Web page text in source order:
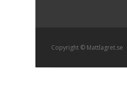
Copyright © Mattlagret.se